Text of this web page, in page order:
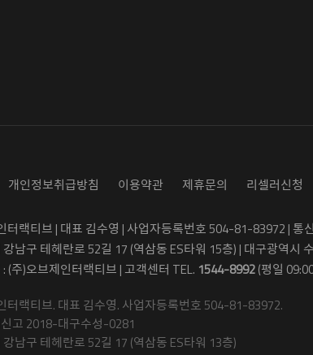
개인정보취급방침 이용약관 제휴문의 리셀러신청
터랙티브 | 대표 김수영 | 사업자등록번호 504-81-83972 |
남구 테헤란로 52길 17 (역삼동 ES타워 15층) | 대구광역시
(주)오브제인터랙티브 | 고객센터 TEL. 1544-8992(평일
터랙티브. 대표 김수영. 사업자등록번호 504-81-83972.
고 2018-대구수성-0281
남구 테헤란로 52길 17 (역삼동 ES타워 13층)